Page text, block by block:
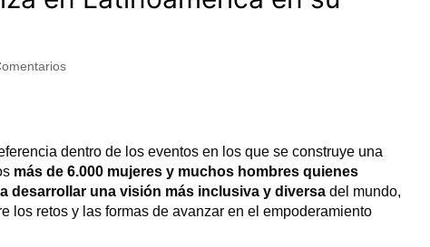
dentro de los eventos en los que se construye una
más de 6.000 mujeres y muchos hombres quienes
desarrollar una visión más inclusiva y diversadel mundo,
los retos y las formas de avanzar en el empoderamiento